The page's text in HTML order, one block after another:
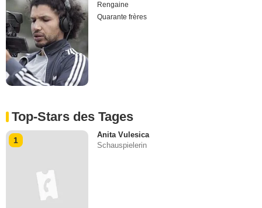
Rengaine
Quarante frères
Top-Stars des Tages
1
Anita Vulesica
Schauspielerin